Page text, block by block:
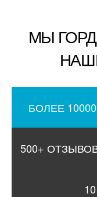
МЫ
БОЛЕЕ
500+